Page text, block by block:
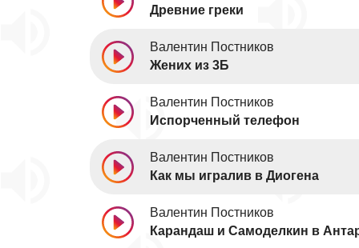
Древние греки
Валентин Постников
Жених из 3Б
Валентин Постников
Испорченный телефон
Валентин Постников
Как мы игралив в Диогена
Валентин Постников
Карандаш и Самоделкин в